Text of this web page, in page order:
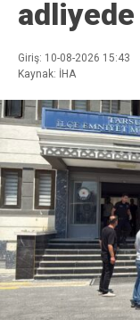
adliyede
Giriş: 10-08-2026 15:43
Kaynak: İHA